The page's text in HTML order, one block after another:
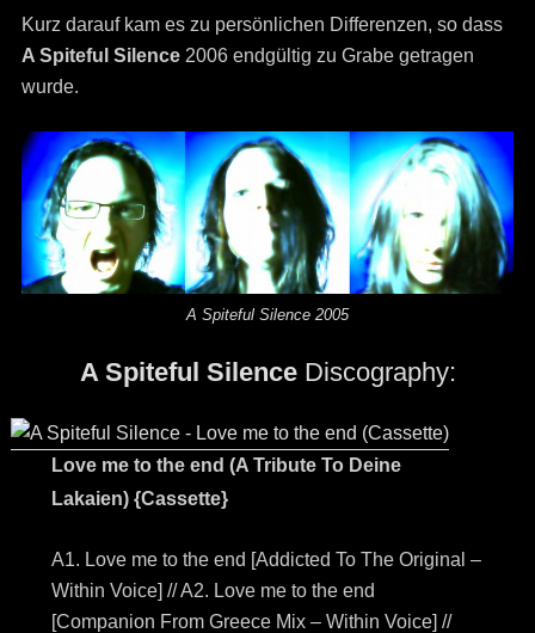
Kurz darauf kam es zu persönlichen Differenzen, so dass
A Spiteful Silence2006 endgültig zu Grabe getragen
wurde.
A Spiteful Silence 2005
A Spiteful SilenceDiscography:
Love me to the end (A Tribute To Deine
Lakaien) {Cassette}
A1. Love me to the end [Addicted To The Original –
Within Voice] // A2. Love me to the end
[Companion From Greece Mix – Within Voice] //